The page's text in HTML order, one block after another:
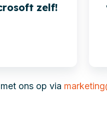
zelf!
ons op via